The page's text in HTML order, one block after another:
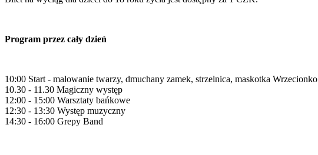
Program przez cały dzień
10:00 Start - malowanie twarzy, dmuchany zamek, strzelnica, maskotka Wrzecionko
10.30 - 11.30 Magiczny występ
12:00 - 15:00 Warsztaty bańkowe
12:30 - 13:30 Występ muzyczny
14:30 - 16:00 Grepy Band